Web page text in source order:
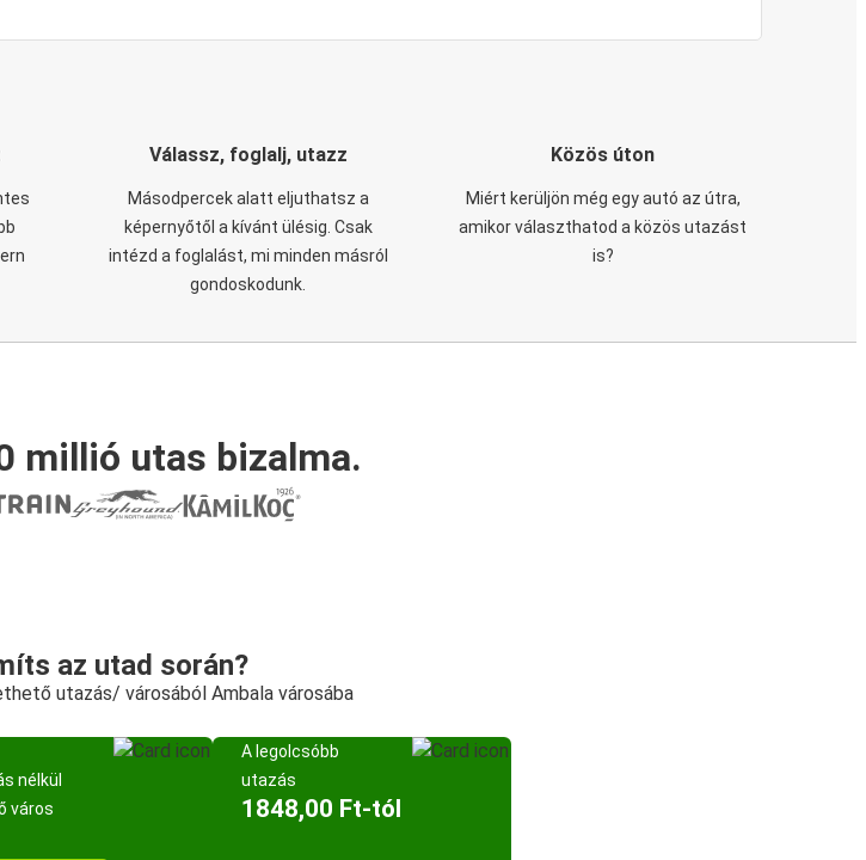
Válassz, foglalj, utazz
Másodpercek alatt eljuthatsz a
képernyőtől a kívánt ülésig. Csak
intézd a foglalást, mi minden másról
gondoskodunk.
Közös úton
Miért kerüljön még egy autó az útra,
amikor választhatod a közös utazást
is?
millió utas bizalma.
az utad során?
utazás/ városából Ambala városába
nélkül
város
A legolcsóbb
utazás
1848,00 Ft-tól